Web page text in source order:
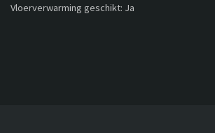
Vloerverwarming geschikt: Ja